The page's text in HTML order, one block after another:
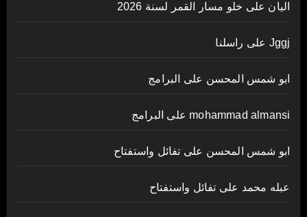
اليان على خلو مسار القمر لسنة 2026
Jggj على راسلنا
ابو شمس المحسن على البرامج
mohammad almansi على البرامج
ابو شمس المحسن على تفائل واستفتاح
عبله محمد على تفائل واستفتاح